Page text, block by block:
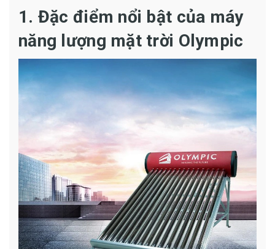
1. Đặc điểm nổi bật của máy
năng lượng mặt trời Olympic